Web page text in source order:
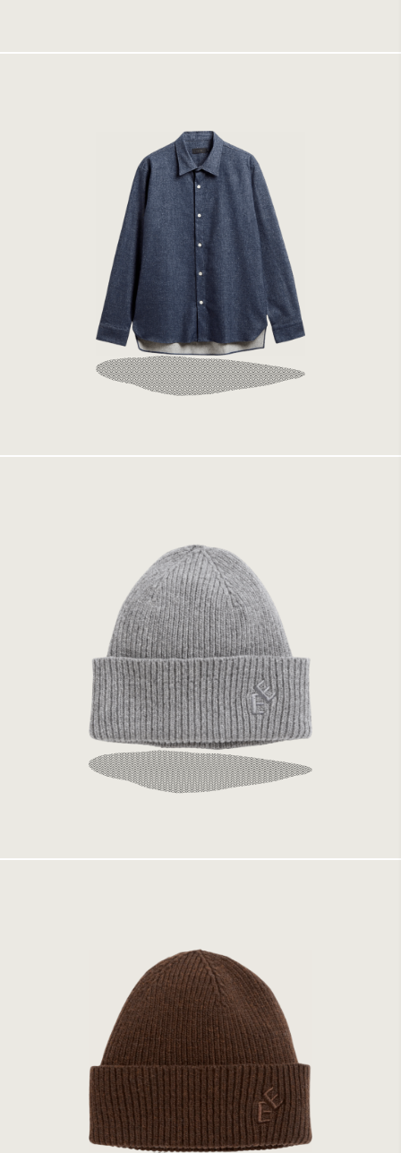
Elvine Ossian Denim Indigo
Elvine Rib Hat Grey Melange